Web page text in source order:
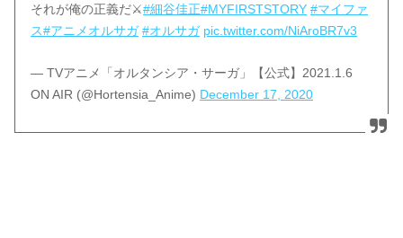
それが俺の正義だ⚔️#細谷佳正#MYFIRSTSTORY #マイファ
ス#アニメオルサガ #オルサガ pic.twitter.com/NiAroBR7v3
— TVアニメ「オルタンシア・サーガ」【公式】2021.1.6
ON AIR (@Hortensia_Anime) December 17, 2020